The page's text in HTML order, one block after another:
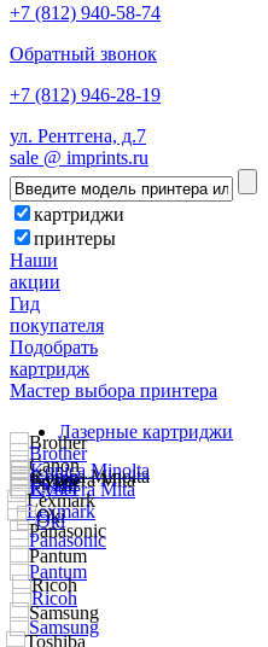
+7 (812) 940-58-74
Обратный звонок
+7 (812) 946-28-19
ул. Рентгена, д.7
sale @ imprints.ru
картриджи
принтеры
Наши
акции
Гид
покупателя
Подобрать
картридж
Мастер выбора принтера
Лазерные картриджи